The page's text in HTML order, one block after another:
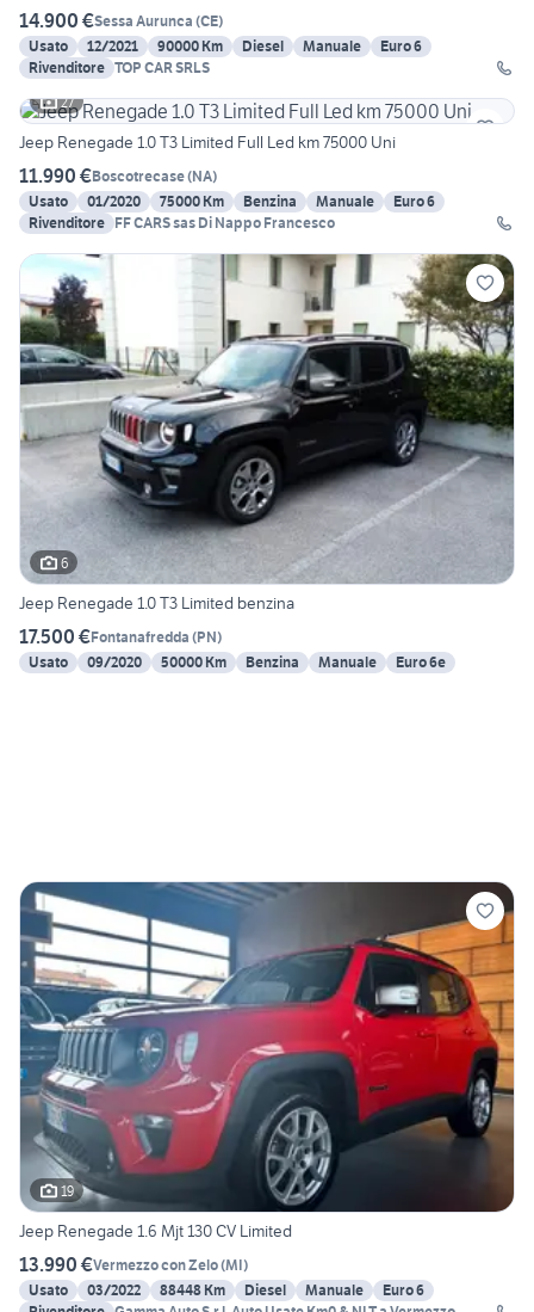
14.900 €Sessa Aurunca (CE)
Usato
12/2021 90000 Km Diesel Manuale
Euro 6
Rivenditore TOP CAR SRLS
27
Jeep Renegade 1.0 T3 Limited Full Led km 75000 Uni
11.990 €Boscotrecase(NA)
Usato
01/2020 75000 Km Benzina Manuale
Euro 6
Rivenditore FF CARS sas Di Nappo Francesco
6
Jeep Renegade 1.0 T3 Limited benzina
17.500 €Fontanafredda (PN)
Usato
09/2020 50000 Km Benzina Manuale Euro 6e
19
Jeep Renegade 1.6 Mjt 130 CV Limited
13.990 €Vermezzo con Zelo(MI)
Usato
03/2022 88448 Km Diesel Manuale
Euro 6